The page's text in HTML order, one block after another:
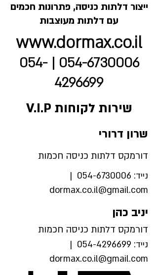
ייצור דלתות כניסה, פתרונות חכמים
עם דלתות מעוצבות
www.dormax.co.il
054-6730006
|
054-
4296699
שירות לקוחות V.I.P
שרון דרורי
דורמקס דלתות כניסה חכמות
נייד: 054-6730006
|
dormax.co.il@gmail.com
יניב כהן
דורמקס דלתות כניסה חכמות
נייד: 054-4296699
|
dormax.co.il@gmail.com